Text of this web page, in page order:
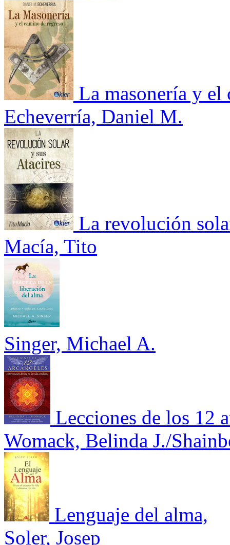
La masonería y el
Echeverría, Daniel M.
La revolución
Macía, Tito
Singer, Michael A.
Lecciones de los 12
Womack, Belinda J./
Lenguaje del alma,
Soler, Josep